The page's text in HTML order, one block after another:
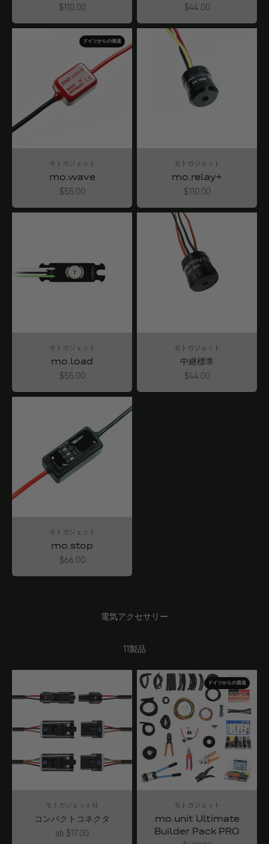
Angebot
$110.00
Angebot
$44.00
ドイツからの発送
モトガジェット
mo.wave
Angebot
$55.00
モトガジェット
mo.relay+
Angebot
$110.00
モトガジェット
mo.load
Angebot
$55.00
モトガジェット
中継標準
Angebot
$44.00
モトガジェット
mo.stop
Angebot
$66.00
電気アクセサリー
11製品
モトガジェット社
コンパクトコネクタ
Angebot
ab $17.00
ドイツからの発送
モトガジェット
mo.unit Ultimate
Builder Pack PRO